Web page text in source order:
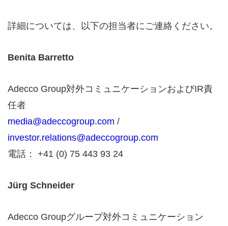
詳細については、以下の担当者にご連絡ください。
Benita Barretto
Adecco Group対外コミュニケーションおよびIR責
任者
media@adeccogroup.com /
investor.relations@adeccogroup.com
電話： +41 (0) 75 443 93 24
Jürg Schneider
Adecco Groupグループ対外コミュニケーション